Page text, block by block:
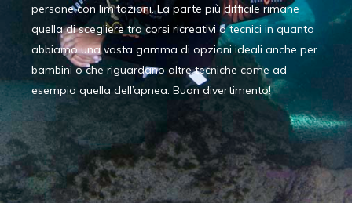
persone con limitazioni. La parte più difficile rimane
quella di scegliere tra corsi ricreativi o tecnici in quanto
abbiamo una vasta gamma di opzioni ideali anche per
bambini o che riguardano altre tecniche come ad
esempio quella dell’apnea. Buon divertimento!